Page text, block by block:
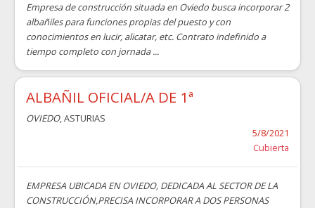
Empresa de construcción situada en Oviedo busca incorporar 2
albañiles para funciones propias del puesto y con
conocimientos en lucir, alicatar, etc. Contrato indefinido a
tiempo completo con jornada ...
ALBAÑIL OFICIAL/A DE 1ª
OVIEDO, ASTURIAS
5/8/2021
Cubierta
EMPRESA UBICADA EN OVIEDO, DEDICADA AL SECTOR DE LA
CONSTRUCCIÓN,PRECISA INCORPORAR A DOS PERSONAS